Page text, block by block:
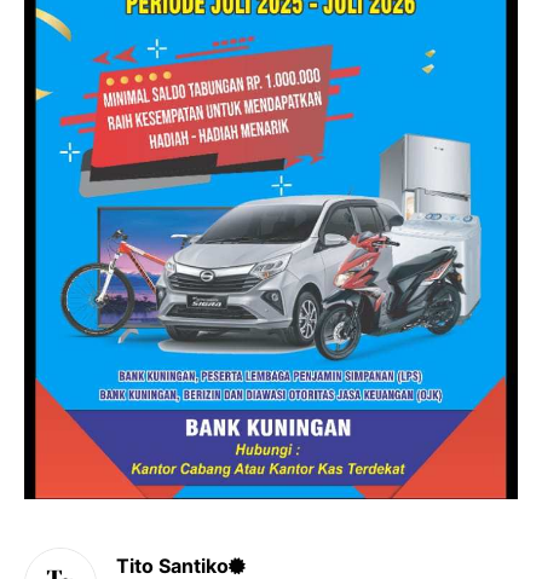
Tito Santiko